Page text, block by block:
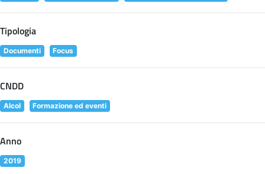
Tipologia
Documenti Focus
CNDD
Alcol Formazione ed eventi
Anno
2019